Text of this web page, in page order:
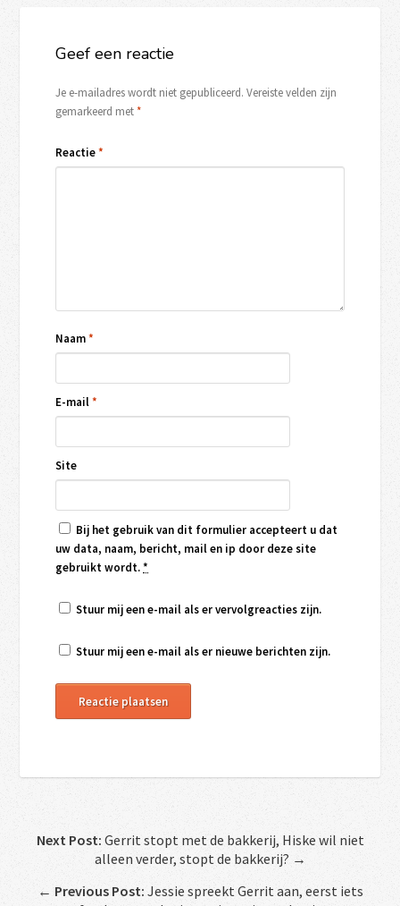
Geef een reactie
Je e-mailadres wordt niet gepubliceerd. Vereiste velden zijn
gemarkeerd met*
Reactie*
Naam*
E-mail*
Site
Bij het gebruik van dit formulier accepteert u dat
uw data, naam, bericht, mail en ip door deze site
gebruikt wordt.*
Stuur mij een e-mail als er vervolgreacties zijn.
Stuur mij een e-mail als er nieuwe berichten zijn.
Next Post: Gerrit stopt met de bakkerij, Hiske wil niet
alleen verder, stopt de bakkerij? →
← Previous Post: Jessie spreekt Gerrit aan, eerst iets